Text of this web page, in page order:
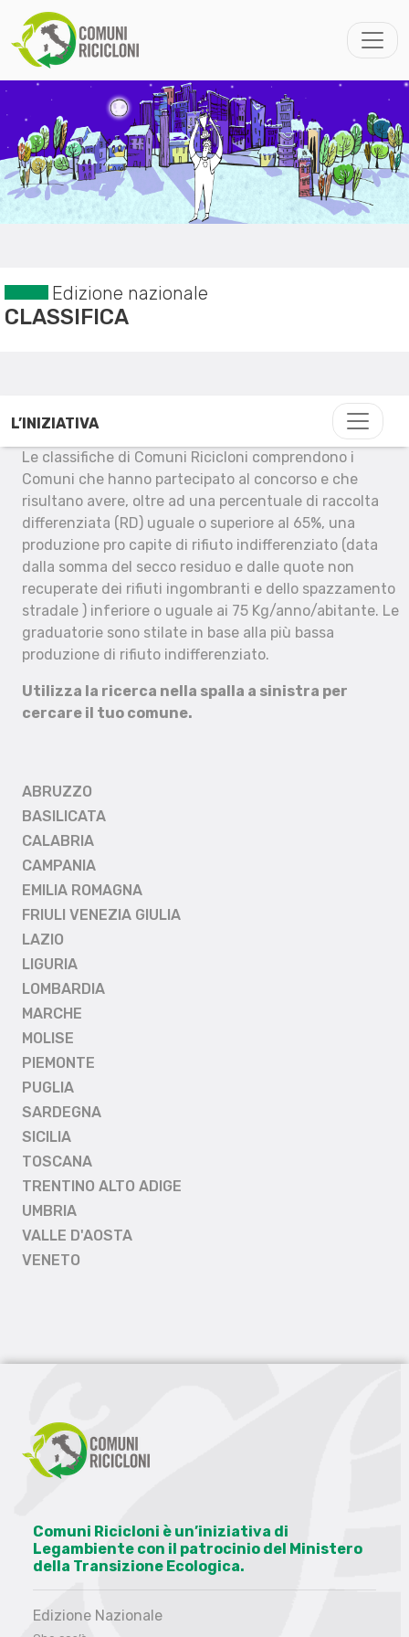
Edizione nazionale
CLASSIFICA
L’INIZIATIVA
Le classifiche di Comuni Ricicloni comprendono i
Comuni che hanno partecipato al concorso e che
risultano avere, oltre ad una percentuale di raccolta
differenziata (RD) uguale o superiore al 65%, una
produzione pro capite di rifiuto indifferenziato (data
dalla somma del secco residuo e dalle quote non
recuperate dei rifiuti ingombranti e dello spazzamento
stradale ) inferiore o uguale ai 75 Kg/anno/abitante. Le
graduatorie sono stilate in base alla più bassa
produzione di rifiuto indifferenziato.
Utilizza la ricerca nella spalla a sinistra per
cercare il tuo comune.
ABRUZZO
BASILICATA
CALABRIA
CAMPANIA
EMILIA ROMAGNA
FRIULI VENEZIA GIULIA
LAZIO
LIGURIA
LOMBARDIA
MARCHE
MOLISE
PIEMONTE
PUGLIA
SARDEGNA
SICILIA
TOSCANA
TRENTINO ALTO ADIGE
UMBRIA
VALLE D'AOSTA
VENETO
Comuni Ricicloni è un’iniziativa di
Legambiente con il patrocinio del Ministero
della Transizione Ecologica.
Edizione Nazionale